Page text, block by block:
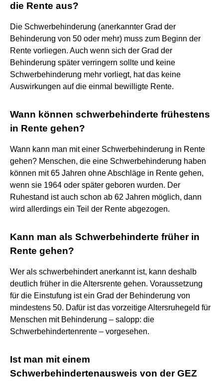
die Rente aus?
Die Schwerbehinderung (anerkannter Grad der
Behinderung von 50 oder mehr) muss zum Beginn der
Rente vorliegen. Auch wenn sich der Grad der
Behinderung später verringern sollte und keine
Schwerbehinderung mehr vorliegt, hat das keine
Auswirkungen auf die einmal bewilligte Rente.
Wann können schwerbehinderte frühestens
in Rente gehen?
Wann kann man mit einer Schwerbehinderung in Rente
gehen? Menschen, die eine Schwerbehinderung haben
können mit 65 Jahren ohne Abschläge in Rente gehen,
wenn sie 1964 oder später geboren wurden. Der
Ruhestand ist auch schon ab 62 Jahren möglich, dann
wird allerdings ein Teil der Rente abgezogen.
Kann man als Schwerbehinderte früher in
Rente gehen?
Wer als schwerbehindert anerkannt ist, kann deshalb
deutlich früher in die Altersrente gehen. Voraussetzung
für die Einstufung ist ein Grad der Behinderung von
mindestens 50. Dafür ist das vorzeitige Altersruhegeld für
Menschen mit Behinderung – salopp: die
Schwerbehindertenrente – vorgesehen.
Ist man mit einem
Schwerbehindertenausweis von der GEZ